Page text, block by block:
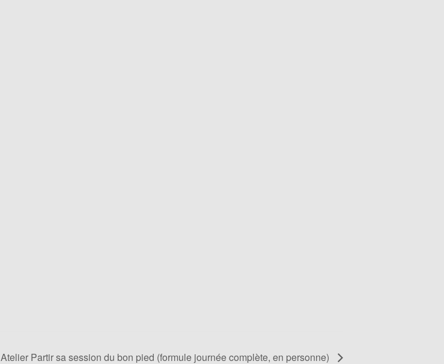
Atelier Partir sa session du bon pied (formule journée complète, en personne)